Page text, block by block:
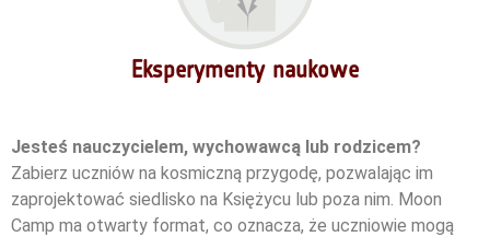
Eksperymenty naukowe
Jesteś nauczycielem, wychowawcą lub rodzicem?
Zabierz uczniów na kosmiczną przygodę, pozwalając im
zaprojektować siedlisko na Księżycu lub poza nim. Moon
Camp ma otwarty format, co oznacza, że uczniowie mogą